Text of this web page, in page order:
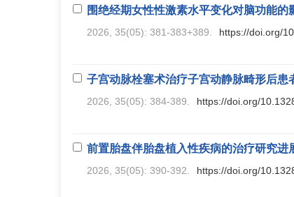
围绝经期女性性激素水平变化对脑功能的
2026, 35(05): 381-383+389. https://doi.org/
子宫动脉栓塞术治疗子宫动静脉畸形后患
2026, 35(05): 384-389. https://doi.org/
前置胎盘伴胎盘植入性疾病的治疗研究进
2026, 35(05): 390-392. https://doi.org/